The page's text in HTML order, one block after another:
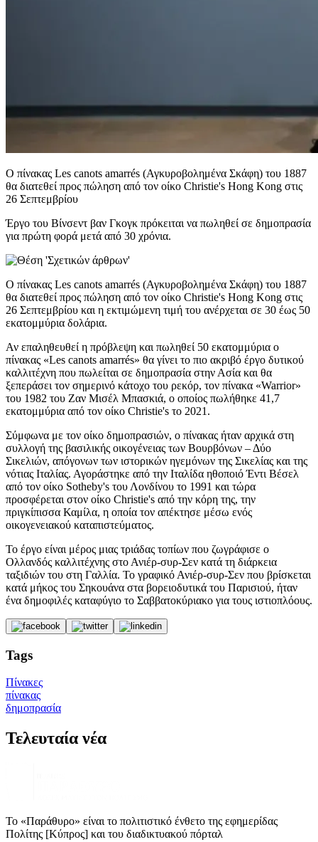
Ο πίνακας Les canots amarrés (Αγκυροβολημένα Σκάφη) του 1887
θα διατεθεί προς πώληση από τον οίκο Christie's Hong Kong στις
26 Σεπτεμβρίου
Έργο του Βίνσεντ βαν Γκογκ πρόκειται να πωληθεί σε δημοπρασία
για πρώτη φορά μετά από 30 χρόνια.
Ο πίνακας Les canots amarrés (Αγκυροβολημένα Σκάφη) του 1887
θα διατεθεί προς πώληση από τον οίκο Christie's Hong Kong στις
26 Σεπτεμβρίου και η εκτιμώμενη τιμή του ανέρχεται σε 30 έως 50
εκατομμύρια δολάρια.
Αν επαληθευθεί η πρόβλεψη και πωληθεί 50 εκατομμύρια ο
πίνακας «Les canots amarrés» θα γίνει το πιο ακριβό έργο δυτικού
καλλιτέχνη που πωλείται σε δημοπρασία στην Ασία και θα
ξεπεράσει τον σημερινό κάτοχο του ρεκόρ, τον πίνακα «Warrior»
του 1982 του Ζαν Μισέλ Μπασκιά, ο οποίος πωλήθηκε 41,7
εκατομμύρια από τον οίκο Christie's το 2021.
Σύμφωνα με τον οίκο δημοπρασιών, ο πίνακας ήταν αρχικά στη
συλλογή της βασιλικής οικογένειας των Βουρβόνων – Δύο
Σικελιών, απόγονων των ιστορικών ηγεμόνων της Σικελίας και της
νότιας Ιταλίας. Αγοράστηκε από την Ιταλίδα ηθοποιό Έντι Βέσελ
από τον οίκο Sotheby's του Λονδίνου το 1991 και τώρα
προσφέρεται στον οίκο Christie's από την κόρη της, την
πριγκίπισσα Καμίλα, η οποία τον απέκτησε μέσω ενός
οικογενειακού καταπιστεύματος.
Το έργο είναι μέρος μιας τριάδας τοπίων που ζωγράφισε ο
Ολλανδός καλλιτέχνης στο Ανιέρ-συρ-Σεν κατά τη διάρκεια
ταξιδιών του στη Γαλλία. Το γραφικό Ανιέρ-συρ-Σεν που βρίσκεται
κατά μήκος του Σηκουάνα στα βορειοδυτικά του Παρισιού, ήταν
ένα δημοφιλές καταφύγιο το Σαββατοκύριακο για τους ιστιοπλόους.
Tags
Πίνακες
πίνακας
δημοπρασία
Τελευταία νέα
Το «Παράθυρο» είναι το πολιτιστικό ένθετο της εφημερίδας
Πολίτης [Κύπρος] και του διαδικτυακού πόρταλ